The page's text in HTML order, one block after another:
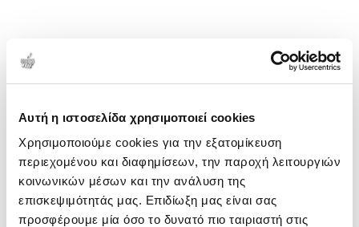
Αυτή η ιστοσελίδα χρησιμοποιεί cookies
Χρησιμοποιούμε cookies για την εξατομίκευση
περιεχομένου και διαφημίσεων, την παροχή λειτουργιών
κοινωνικών μέσων και την ανάλυση της
επισκεψιμότητάς μας. Επιδίωξη μας είναι σας
προσφέρουμε μία όσο το δυνατό πιο ταιριαστή στις